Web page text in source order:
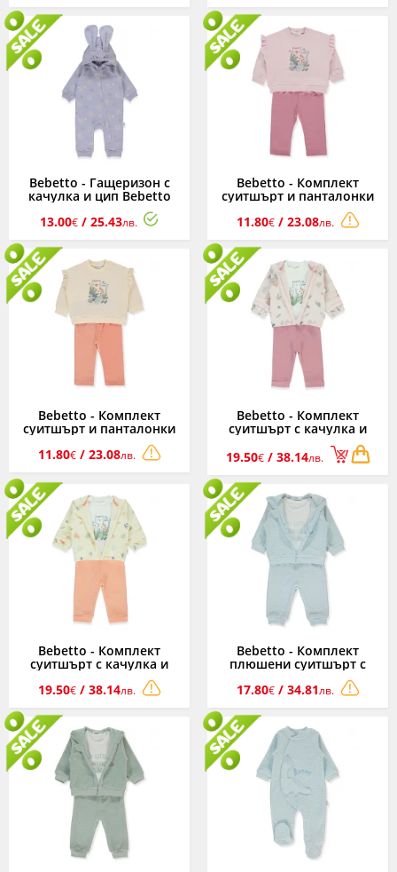
Bebetto - Гащеризон с
качулка и цип Bebetto
Girl Team K4880L, момиче,
лилав, 3-18 м.
13.00€ / 25.43лв.
Bebetto - Комплект
суитшърт и панталонки
Cat Lover K4855DR,
момиче, розов, 6-36 м.
11.80€/ 23.08лв.
Bebetto - Комплект
суитшърт и панталонки
Cat Lover K4855S, момиче,
сьомга, 6-36 м.
11.80€/ 23.08лв.
Bebetto - Комплект
суитшърт с качулка и
цип, тениска и панталон
Cat Lover K4857DR,
момиче, розов, 6-36 м.
19.50€/ 38.14лв.
Bebetto - Комплект
суитшърт с качулка и
цип, тениска и панталон
Cat Lover K4857S, момиче,
19.50€/ 38.14лв.
Bebetto - Комплект
плюшени суитшърт с
качулка и цип, панталон
и тениска Dinosaur
17.80€/ 34.81лв.